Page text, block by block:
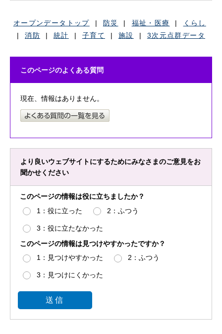
オープンデータトップ | 防災 | 福祉・医療 |
くらし
|消防 | 統計 | 子育て | 施設 | 3次元点群データ
このページのよくある質問
現在、情報はありません。
より良いウェブサイトにするためにみなさまのご意見をお
聞かせください
このページの情報は役に立ちましたか？
1：役に立った
2：ふつう
3：役に立たなかった
このページの情報は見つけやすかったですか？
1：見つけやすかった
2：ふつう
3：見つけにくかった